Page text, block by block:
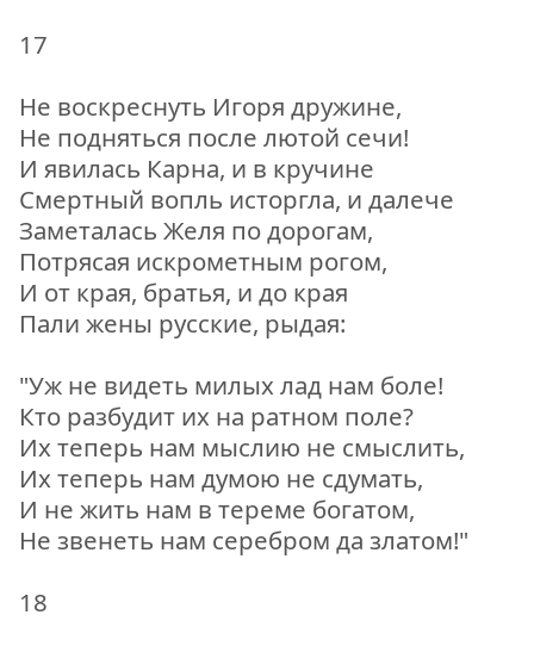
17
Не воскреснуть Игоря дружине,
Не подняться после лютой сечи!
И явилась Карна, и в кручине
Смертный вопль исторгла, и далече
Заметалась Жeля по дорогам,
Потрясая искрометным рогом,
И от края, братья, и до края
Пали жены русские, рыдая:
"Уж не видеть милых лад нам боле!
Кто разбудит их на ратном поле?
Их теперь нам мыслию не смыслить,
Их теперь нам думою не сдумать,
И не жить нам в тереме богатом,
Не звенеть нам серебром да златом!"
18